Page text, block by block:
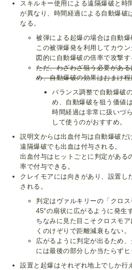
スキルキー使用による遠隔爆破と時
が異なり、時間経過による自動爆破
なる。
被弾による起爆の場合は自動爆
この被弾爆発を利用してカウ
図的に自動爆破の倍率で攻撃す
ただ、わざわざ狙う必要があ
め、自動爆破の効果はおまけ程
バランス調整で自動爆破
め、自動爆破を狙う価値
時間経過は非常に扱いづ
して使うのがおすすめ。
説明文からは出血付与は自動爆破だ
遠隔爆破でも出血は付与される。
出血付与はヒットごとに判定がある
率で付与できる。
クレイモアには向きがあり、設置し
される。
判定はヴァルキリーの「クロ
45°の扇状に広がるように発生
ちなみに見た目こそクロスモ
くのけぞりで距離減衰もない。
広がるように判定が出るため
には最後の部分しか当たらずヒ
設置と起爆はそれぞれ地上でしか行